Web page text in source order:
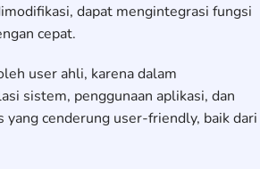
dapat mengintegrasi fungsi
cepat.
user ahli, karena dalam
sistem, penggunaan aplikasi, dan
cenderung user-friendly, baik dari